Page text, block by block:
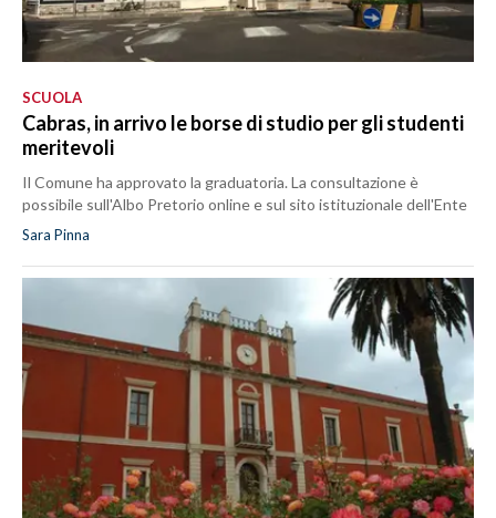
SCUOLA
Cabras, in arrivo le borse di studio per gli studenti
meritevoli
Il Comune ha approvato la graduatoria. La consultazione è
possibile sull'Albo Pretorio online e sul sito istituzionale dell'Ente
Sara Pinna